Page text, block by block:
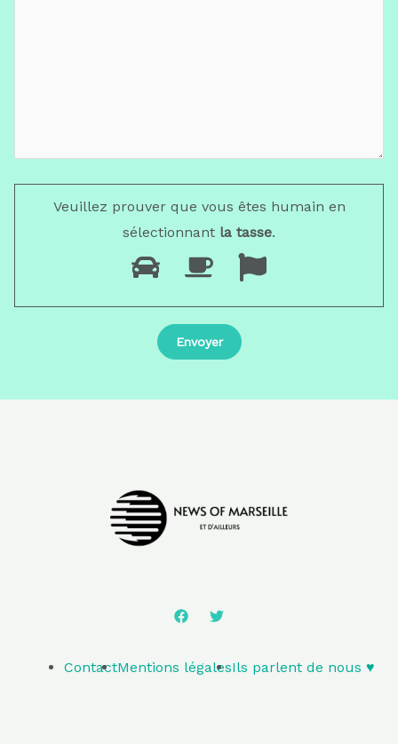
Veuillez prouver que vous êtes humain en
sélectionnant la tasse.
ContactMentions légalesIls parlent de nous ♥️